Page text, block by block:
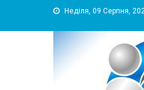
Неділя, 09 Серпня,